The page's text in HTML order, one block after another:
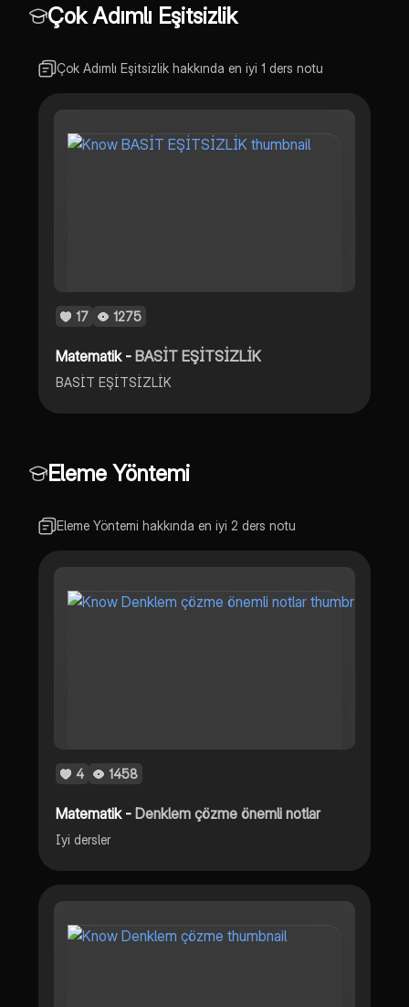
Çok Adımlı Eşitsizlik
Çok Adımlı Eşitsizlik hakkında en iyi 1 ders notu
17 1275
Matematik -BASİT EŞİTSİZLİK
BASİT EŞİTSİZLİK
Eleme Yöntemi
Eleme Yöntemi hakkında en iyi 2 ders notu
4 1458
Matematik -Denklem çözme önemli notlar
Iyi dersler